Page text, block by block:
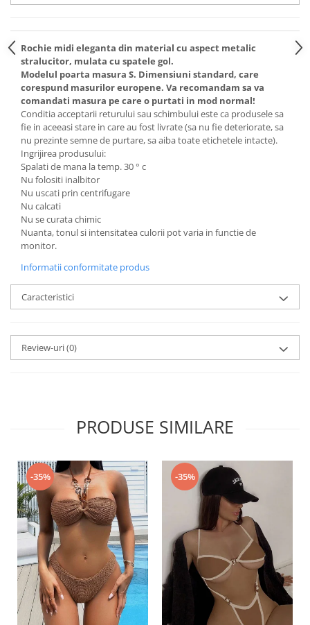
Rochie midi eleganta din material cu aspect metalic
stralucitor, mulata cu spatele gol.
Modelul poarta masura S. Dimensiuni standard, care
corespund masurilor europene. Va recomandam sa va
comandati masura pe care o purtati in mod normal!
Conditia acceptarii returului sau schimbului este ca produsele sa
fie in aceeasi stare in care au fost livrate (sa nu fie deteriorate, sa
nu prezinte semne de purtare, sa aiba toate etichetele intacte).
Ingrijirea produsului:
Spalati de mana la temp. 30 ° c
Nu folositi inalbitor
Nu uscati prin centrifugare
Nu calcati
Nu se curata chimic
Nuanta, tonul si intensitatea culorii pot varia in functie de
monitor.
Informatii conformitate produs
Caracteristici
Review-uri(0)
PRODUSE SIMILARE
-35% -35%